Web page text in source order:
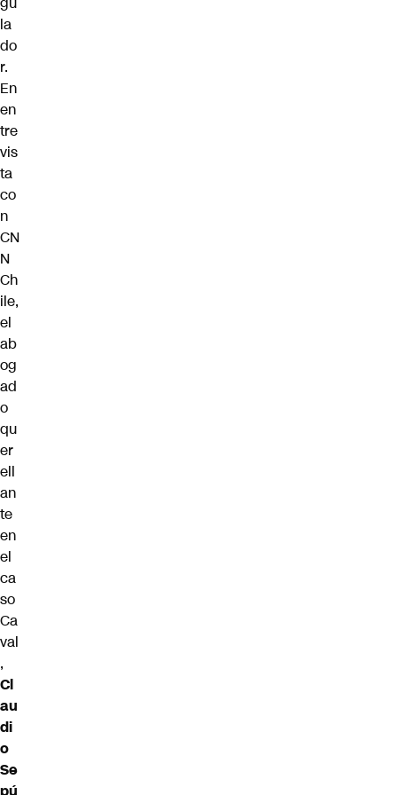
la
do
r.
En
en
tre
vis
ta
co
n
CN
N
Ch
ile,
el
ab
og
ad
o
qu
er
ell
an
te
en
el
ca
so
Ca
val
,
Cl
au
di
o
Se
pú